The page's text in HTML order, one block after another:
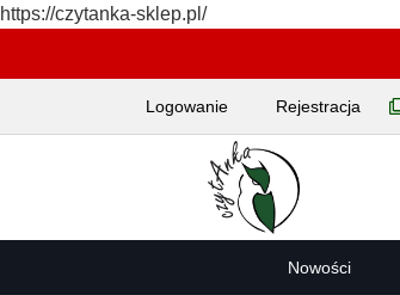
https://czytanka-sklep.pl/
Logowanie Rejestracja
Nowości